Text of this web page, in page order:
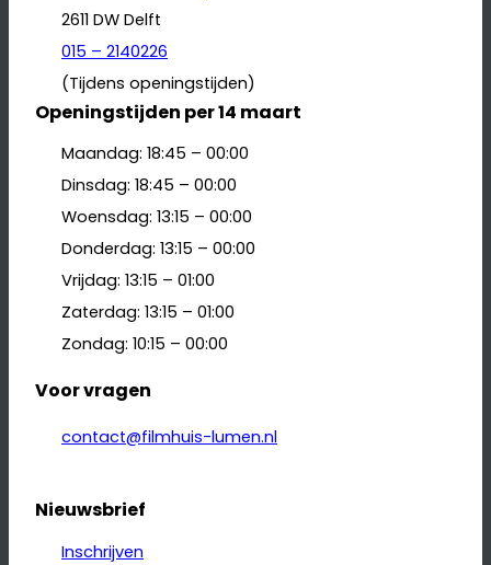
2611 DW Delft
015 – 2140226
(Tijdens openingstijden)
Openingstijden per 14 maart
Maandag: 18:45 – 00:00
Dinsdag: 18:45 – 00:00
Woensdag: 13:15 – 00:00
Donderdag: 13:15 – 00:00
Vrijdag: 13:15 – 01:00
Zaterdag: 13:15 – 01:00
Zondag: 10:15 – 00:00
Voor vragen
contact@filmhuis-lumen.nl
Nieuwsbrief
Inschrijven